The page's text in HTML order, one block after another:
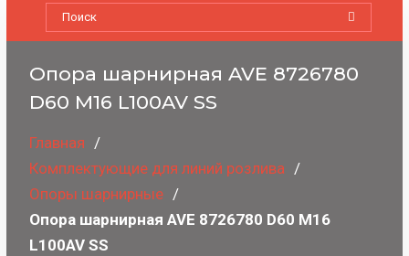
Опора шарнирная AVE 8726780
D60 М16 L100AV SS
Главная
Комплектующие для линий розлива
Опоры шарнирные
Опора шарнирная AVE 8726780 D60 М16
L100AV SS